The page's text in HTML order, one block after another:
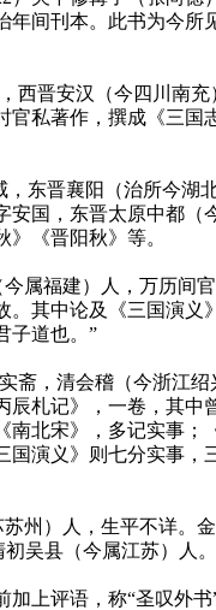
年间刊本。此书为今所
晋安汉（今四川南充
官私著作，撰成《三国
东晋襄阳（治所今湖
安国，东晋太原中都（
《晋阳秋》等。
福建）人，万历间
。其中论及《三国演义
子道也。”
，清会稽（今浙江绍
辰札记》，一卷，其中
南北宋》，多记实事；
国演义》则七分实事，
）人，生平不详。
初吴县（今属江苏）人。
上评语，称“圣叹外书